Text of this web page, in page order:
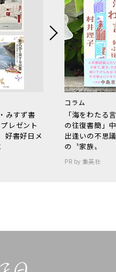
みすず書
レゼント
好書好日メ
コラム
「海をわた
の往復書簡」
出逢いの不思
の〝家族〟
PR by 集英社